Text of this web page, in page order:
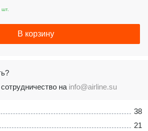
38
21
В корзину
на info@airline.su